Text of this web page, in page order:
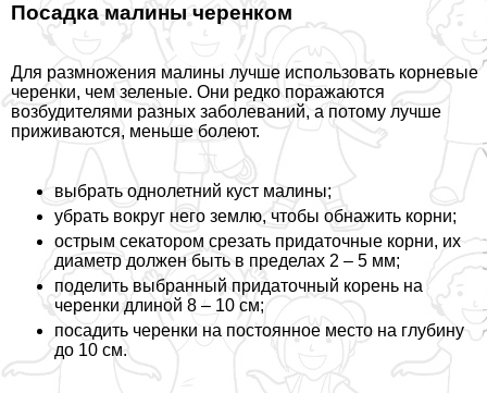
Посадка малины черенком
Для размножения малины лучше использовать корневые
черенки, чем зеленые. Они редко поражаются
возбудителями разных заболеваний, а потому лучше
приживаются, меньше болеют.
выбрать однолетний куст малины;
убрать вокруг него землю, чтобы обнажить корни;
острым секатором срезать придаточные корни, их
диаметр должен быть в пределах 2 – 5 мм;
поделить выбранный придаточный корень на
черенки длиной 8 – 10 см;
посадить черенки на постоянное место на глубину
до 10 см.